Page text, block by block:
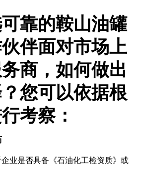
靠的鞍山油罐
伴面对市场上
商，如何做出
您可以依据根
考察：
企业是否具备《石油化工检资质》或